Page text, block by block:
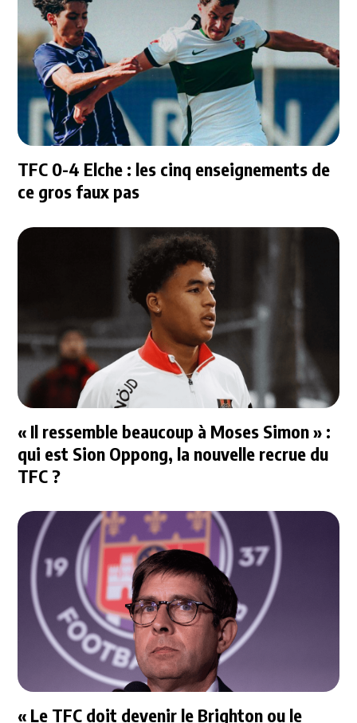
TFC 0-4 Elche : les cinq enseignements de
ce gros faux pas
« Il ressemble beaucoup à Moses Simon » :
qui est Sion Oppong, la nouvelle recrue du
TFC ?
« Le TFC doit devenir le Brighton ou le